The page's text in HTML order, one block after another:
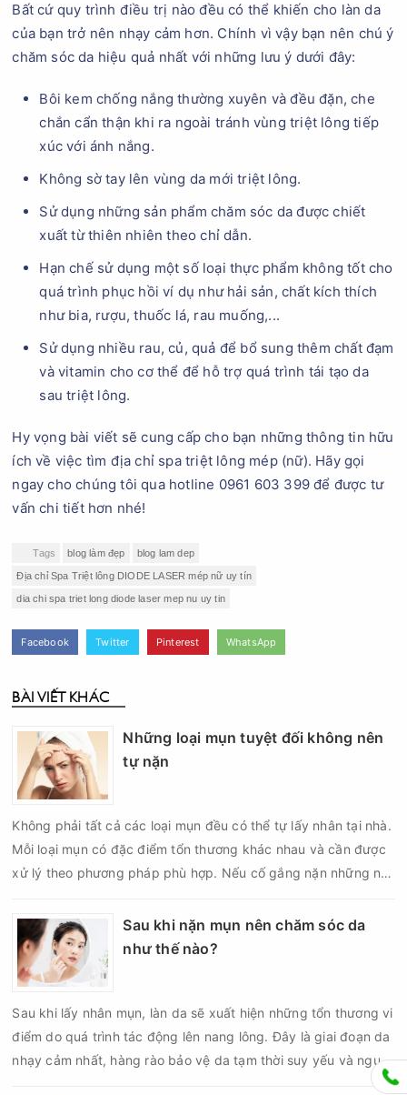
Bất cứ quy trình điều trị nào đều có thể khiến cho làn da
của bạn trở nên nhạy cảm hơn. Chính vì vậy bạn nên chú ý
chăm sóc da hiệu quả nhất với những lưu ý dưới đây:
Bôi kem chống nắng thường xuyên và đều đặn, che
chắn cẩn thận khi ra ngoài tránh vùng triệt lông tiếp
xúc với ánh nắng.
Không sờ tay lên vùng da mới triệt lông.
Sử dụng những sản phẩm chăm sóc da được chiết
xuất từ thiên nhiên theo chỉ dẫn.
Hạn chế sử dụng một số loại thực phẩm không tốt cho
quá trình phục hồi ví dụ như hải sản, chất kích thích
như bia, rượu, thuốc lá, rau muống,...
Sử dụng nhiều rau, củ, quả để bổ sung thêm chất đạm
và vitamin cho cơ thể để hỗ trợ quá trình tái tạo da
sau triệt lông.
Hy vọng bài viết sẽ cung cấp cho bạn những thông tin hữu
ích về việc tìm địa chỉ spa triệt lông mép (nữ). Hãy gọi
ngay cho chúng tôi qua hotline 0961 603 399 để được tư
vấn chi tiết hơn nhé!
Tags blog làm đẹp blog lam dep
Địa chỉ Spa Triệt lông DIODE LASER mép nữ uy tín
dia chi spa triet long diode laser mep nu uy tin
Facebook Twitter Pinterest WhatsApp
BÀI VIẾT KHÁC
Những loại mụn tuyệt đối không nên
tự nặn
Không phải tất cả các loại mụn đều có thể tự lấy nhân tại nhà.
Mỗi loại mụn có đặc điểm tổn thương khác nhau và cần được
xử lý theo phương pháp phù hợp. Nếu cố gắng nặn những nốt
nên nghiêm trọng hơn, làm tăng nguy cơ nhiễm trùng, để lại
thâm hoặc sẹo khó phục hồi.
Sau khi nặn mụn nên chăm sóc da
như thế nào?
Sau khi lấy nhân mụn, làn da sẽ xuất hiện những tổn thương vi
điểm do quá trình tác động lên nang lông. Đây là giai đoạn da
nhạy cảm nhất, hàng rào bảo vệ da tạm thời suy yếu và nguy
cơ viêm nhiễm, thâm sau mụn hoặc hình thành sẹo sẽ tăng lên